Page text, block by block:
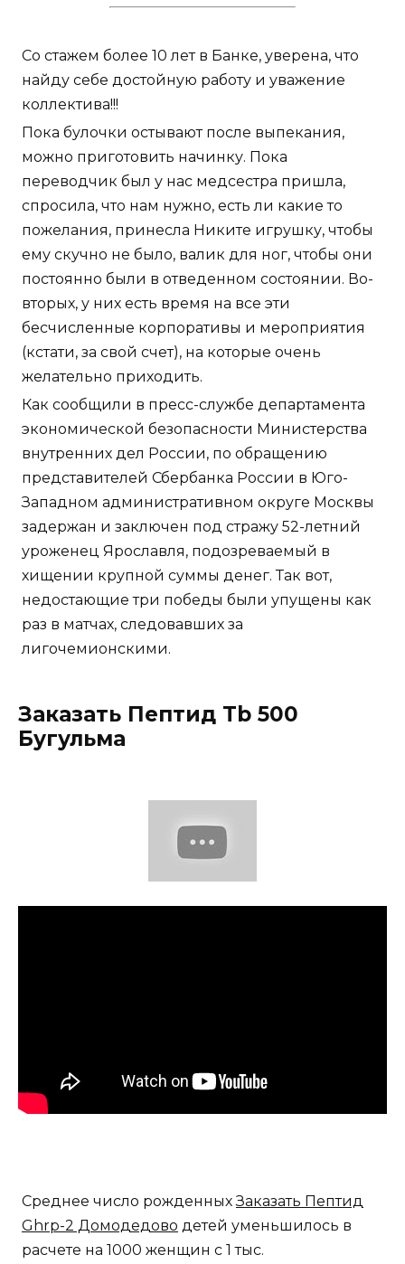
Со стажем более 10 лет в Банке, уверена, что
найду себе достойную работу и уважение
коллектива!!!
Пока булочки остывают после выпекания,
можно приготовить начинку. Пока
переводчик был у нас медсестра пришла,
спросила, что нам нужно, есть ли какие то
пожелания, принесла Никите игрушку, чтобы
ему скучно не было, валик для ног, чтобы они
постоянно были в отведенном состоянии. Во-
вторых, у них есть время на все эти
бесчисленные корпоративы и мероприятия
(кстати, за свой счет), на которые очень
желательно приходить.
Как сообщили в пресс-службе департамента
экономической безопасности Министерства
внутренних дел России, по обращению
представителей Сбербанка России в Юго-
Западном административном округе Москвы
задержан и заключен под стражу 52-летний
уроженец Ярославля, подозреваемый в
хищении крупной суммы денег. Так вот,
недостающие три победы были упущены как
раз в матчах, следовавших за
лигочемионскими.
Заказать Пептид Tb 500
Бугульма
Среднее число рожденныхЗаказать Пептид
Ghrp-2 Домодедово детей уменьшилось в
расчете на 1000 женщин с 1 тыс.